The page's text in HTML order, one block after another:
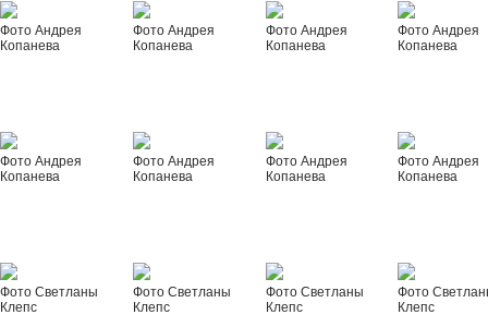
Фото Андрея
Копанева
Фото Андрея
Копанева
Фото Андрея
Копанева
Фото Андрея
Копанева
Фото Андрея
Копанева
Фото Андрея
Копанева
Фото Андрея
Копанева
Фото Андрея
Копанева
Фото Светланы
Клепс
Фото Светланы
Клепс
Фото Светланы
Клепс
Фото
Клепс